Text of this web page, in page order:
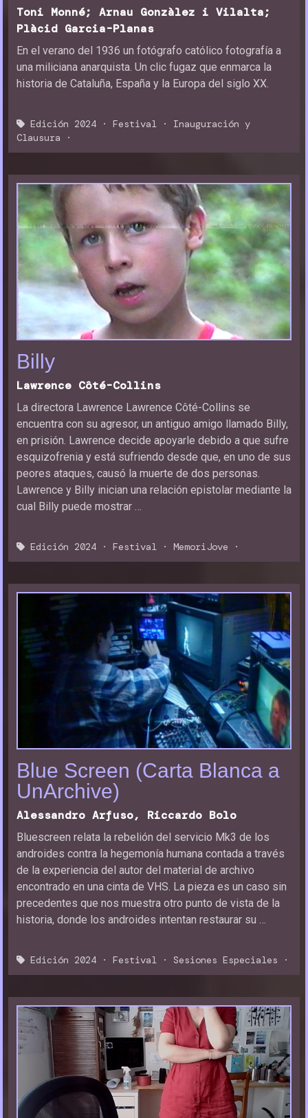
Toni Monné; Arnau Gonzàlez i Vilalta;
Plàcid Garcia-Planas
En el verano del 1936 un fotógrafo católico fotografía a
una miliciana anarquista. Un clic fugaz que enmarca la
historia de Cataluña, España y la Europa del siglo XX.
Edición 2024 · Festival · Inauguración y
Clausura ·
Billy
Lawrence Côté-Collins
La directora Lawrence Lawrence Côté-Collins se
encuentra con su agresor, un antiguo amigo llamado Billy,
en prisión. Lawrence decide apoyarle debido a que sufre
esquizofrenia y está sufriendo desde que, en uno de sus
peores ataques, causó la muerte de dos personas.
Lawrence y Billy inician una relación epistolar mediante la
cual Billy puede mostrar …
Edición 2024 · Festival · MemoriJove ·
Blue Screen (Carta Blanca a
UnArchive)
Alessandro Arfuso, Riccardo Bolo
Bluescreen relata la rebelión del servicio Mk3 de los
androides contra la hegemonía humana contada a través
de la experiencia del autor del material de archivo
encontrado en una cinta de VHS. La pieza es un caso sin
precedentes que nos muestra otro punto de vista de la
historia, donde los androides intentan restaurar su …
Edición 2024 · Festival · Sesiones Especiales ·